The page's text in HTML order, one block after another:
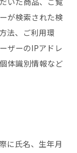
が検索された検
法、ご利用環
ザーのIPアドレ
体識別情報など
に氏名、生年月